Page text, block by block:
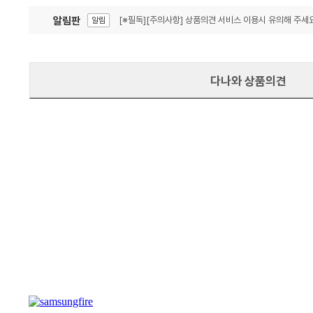
알림판 알림 [※필독][주의사항] 상품의견 서비스 이용시 유의해 주세
다나와 상품의견